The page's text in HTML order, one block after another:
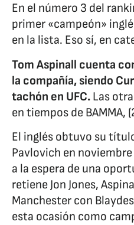
En el número 3 del
primer «campeón»
en la lista. Eso sí, en
Tom Aspinall cuenta
la compañía, siendo
tachón en UFC. Las
en tiempos de BAMMA,
El inglés obtuvo su
Pavlovich en
a la espera de una
retiene Jon Jones,
Manchester con
esta ocasión como